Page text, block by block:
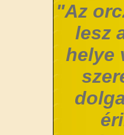
"Az
lesz
helye